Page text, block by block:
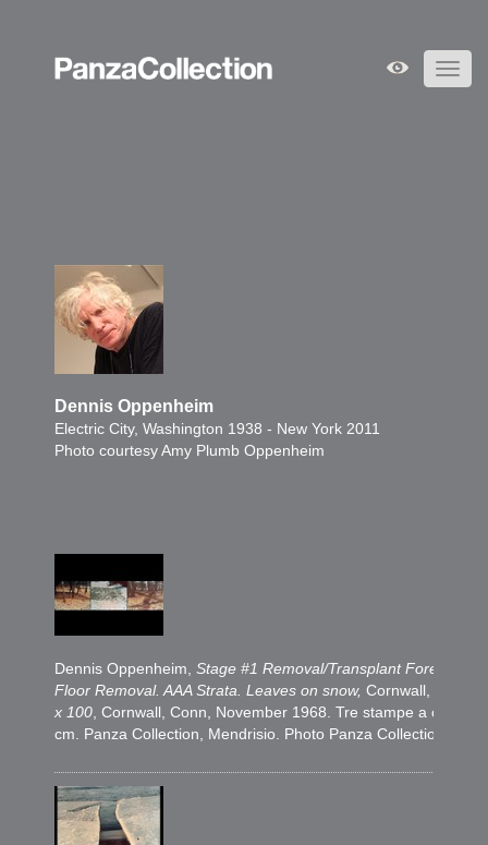
Dennis Oppenheim
Electric City, Washington 1938 - New York 2011
Photo courtesy Amy Plumb Oppenheim
Dennis Oppenheim, Stage #1 Removal/Transplant Forest
Floor Removal. AAA Strata. Leaves on snow, Cornwall, Conn,
x 100 , Cornwall, Conn, November 1968. Tre stampe a colori
cm. Panza Collection, Mendrisio. Photo Panza Collection